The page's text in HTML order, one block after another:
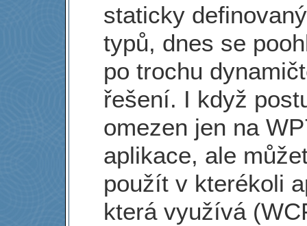
staticky
typů, dnes se
po trochu
řešení. I když
omezen jen na
aplikace, ale
použít v kterékoli
která využívá